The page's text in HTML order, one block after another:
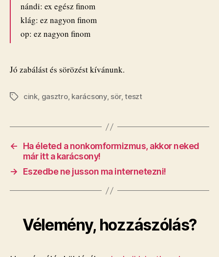
nándi: ex egész finom
klág: ez nagyon finom
op: ez nagyon finom
Jó zabálást és sörözést kívánunk.
Címkék
cink, gasztro, karácsony, sör,teszt
←
Ha életed a nonkomformizmus, akkor neked
már itt a karácsony!
→
Eszedbe ne jusson ma internetezni!
Vélemény, hozzászólás?